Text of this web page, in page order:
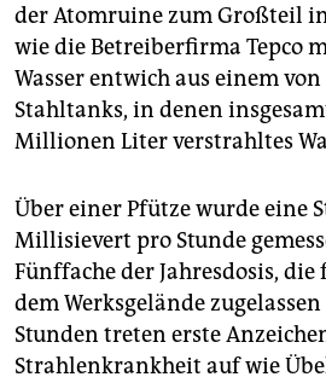
der Atomruine zum Großteil
wie die Betreiberfirma Tepco
Wasser entwich aus einem
Stahltanks, in denen
Millionen Liter verstrahltes
Über einer Pfütze wurde eine
Millisievert pro Stunde
Fünffache der Jahresdosis,
dem Werksgelände
Stunden treten erste
Strahlenkrankheit auf wie